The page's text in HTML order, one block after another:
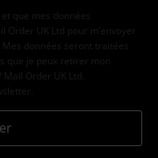
que mes données
UK Ltd pour m’envoyer
données seront traitées
que je peux retirer mon
Order UK Ltd.